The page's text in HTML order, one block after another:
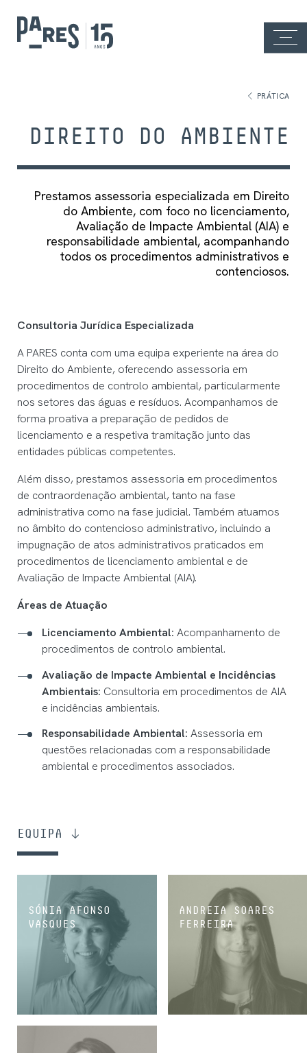
PRÁTICA
DIREITO DO AMBIENTE
Prestamos assessoria especializada em Direito
do Ambiente, com foco no licenciamento,
Avaliação de Impacte Ambiental (AIA) e
responsabilidade ambiental, acompanhando
todos os procedimentos administrativos e
contenciosos.
Consultoria Jurídica Especializada
A PARES conta com uma equipa experiente na área do
Direito do Ambiente, oferecendo assessoria em
procedimentos de controlo ambiental, particularmente
nos setores das águas e resíduos. Acompanhamos de
forma proativa a preparação de pedidos de
licenciamento e a respetiva tramitação junto das
entidades públicas competentes.
Além disso, prestamos assessoria em procedimentos
de contraordenação ambiental, tanto na fase
administrativa como na fase judicial. Também atuamos
no âmbito do contencioso administrativo, incluindo a
impugnação de atos administrativos praticados em
procedimentos de licenciamento ambiental e de
Avaliação de Impacte Ambiental (AIA).
Áreas de Atuação
Licenciamento Ambiental: Acompanhamento de
procedimentos de controlo ambiental.
Avaliação de Impacte Ambiental e Incidências
Ambientais: Consultoria em procedimentos de AIA
e incidências ambientais.
Responsabilidade Ambiental: Assessoria em
questões relacionadas com a responsabilidade
ambiental e procedimentos associados.
EQUIPA
SÓNIA AFONSO
VASQUES
SÓCIA
ANDREIA SOARES
FERREIRA
ASSOCIADA SÉNIOR